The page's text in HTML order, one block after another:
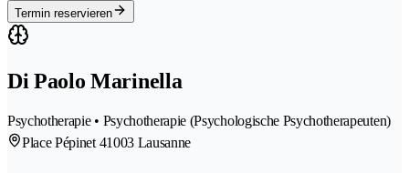
Termin reservieren
Di Paolo Marinella
Psychotherapie • Psychotherapie (Psychologische Psychotherapeuten)
Place Pépinet 41003 Lausanne